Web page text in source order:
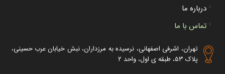
درباره ما
تماس با ما
تهران، اشرفی اصفهانی، نرسیده به مرزداران، نبش خیابان عرب حسینی،
پلاک ۵۳، طبقه ی اول، واحد ۲